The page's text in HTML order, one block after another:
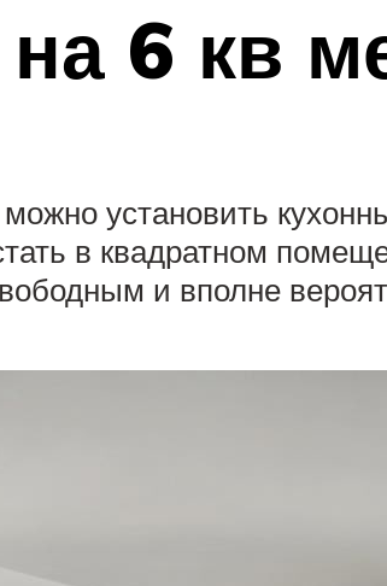
6 кв
установить
в квадратном
и вполне